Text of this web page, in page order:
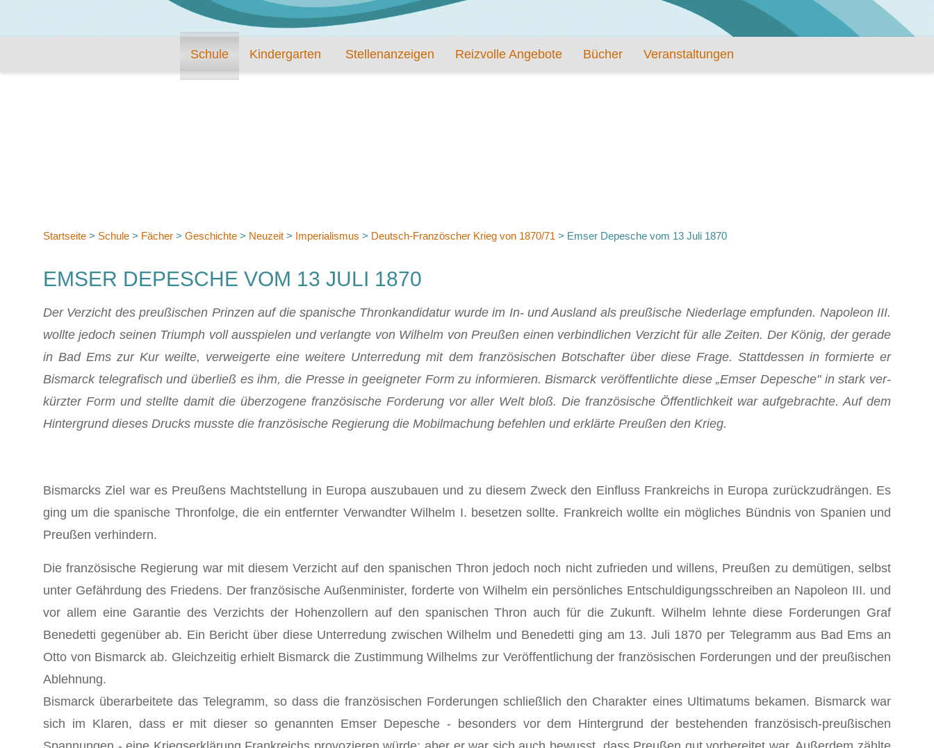
Schule Kindergarten Stellenanzeigen Reizvolle Angebote Bücher Veranstaltungen
Startseite > Schule > Fächer > Geschichte > Neuzeit > Imperialismus > Deutsch-Französcher Krieg von 1870/71 > Emser Depesche vom 13 Juli 1870
EMSER DEPESCHE VOM 13 JULI 1870
Der Verzicht des preußischen Prin­zen auf die spanische Thronkandi­datur wurde im In- und Ausland als preußische Niederlage empfunden. Napoleon III.
wollte jedoch seinen Triumph voll ausspielen und ver­langte von Wilhelm von Preußen einen verbindlichen Verzicht für alle Zeiten. Der König, der gerade
in Bad Ems zur Kur weilte, verweigerte eine weitere Unterredung mit dem französischen Botschafter über diese Frage. Stattdessen in formierte er
Bismarck telegrafisch und überließ es ihm, die Presse in geeigneter Form zu informieren. Bismarck veröffentlichte diese „Emser Depesche" in stark ver­
kürzter Form und stellte damit die überzogene französische Forde­rung vor aller Welt bloß. Die französische Öffentlichkeit war aufgebrachte. Auf dem
Hintergrund dieses Drucks musste die fran­zösische Regierung die Mobilmachung befehlen und erklärte Preußen den Krieg.
Bismarcks Ziel war es Preußens Machtstellung in Europa auszubauen und zu diesem Zweck den Einfluss Frankreichs in Europa zurückzudrängen. Es
ging um die spanische Thronfolge, die ein entfernter Verwandter Wilhelm I. besetzen sollte. Frankreich wollte ein mögliches Bündnis von Spanien und
Preußen verhindern.
Die französische Regierung war mit diesem Verzicht auf den spanischen Thron jedoch noch nicht zufrieden und willens, Preußen zu demütigen, selbst
unter Gefährdung des Friedens. Der französische Außenminister, forderte von Wilhelm ein persönliches Entschuldigungsschreiben an Napoleon III. und
vor allem eine Garantie des Verzichts der Hohenzollern auf den spanischen Thron auch für die Zukunft. Wilhelm lehnte diese Forderungen Graf
Benedetti gegenüber ab. Ein Bericht über diese Unterredung zwischen Wilhelm und Benedetti ging am 13. Juli 1870 per Telegramm aus Bad Ems an
Otto von Bismarck ab. Gleichzeitig erhielt Bismarck die Zustimmung Wilhelms zur Veröffentlichung der französischen Forderungen und der preußischen
Ablehnung.
Bismarck überarbeitete das Telegramm, so dass die französischen Forderungen schließlich den Charakter eines Ultimatums bekamen. Bismarck war
sich im Klaren, dass er mit dieser so genannten Emser Depesche - besonders vor dem Hintergrund der bestehenden französisch-preußischen